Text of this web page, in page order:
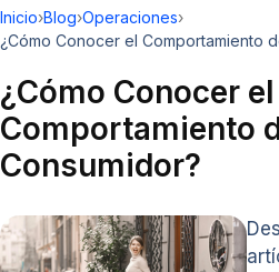
Inicio›Blog›Operaciones›
¿Cómo Conocer el Comportamiento
¿Cómo Conocer el
Comportamiento
Consumidor?